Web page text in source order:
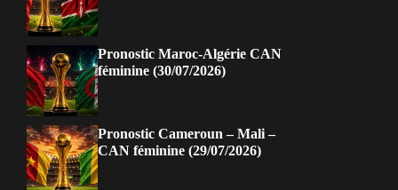
Pronostic Maroc-Algérie CAN
féminine (30/07/2026)
Pronostic Cameroun – Mali –
CAN féminine (29/07/2026)